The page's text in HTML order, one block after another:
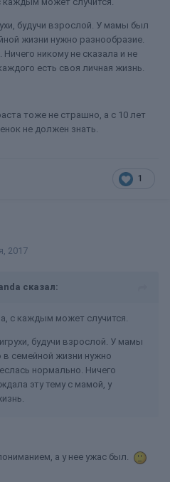
будучи взрослой. У мамы был
жизни нужно разнообразие.
никому не сказала и не
есть своя личная жизнь.
тоже не страшно, а с 10 лет
не должен знать.
1
2017
сказал:
с каждым может случится.
будучи взрослой. У мамы
семейной жизни нужно
нормально. Ничего
эту тему с мамой, у
а у нее ужас был.